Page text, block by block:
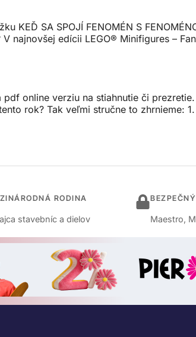
KEĎ SA SPOJÍ FENOMÉN S
najnovšej edícii LEGO® Minifigures –
online verziu na stiahnutie či
rok? Tak veľmi stručne to zhrnieme:
RODINA
stavebníc a dielov Maestro,